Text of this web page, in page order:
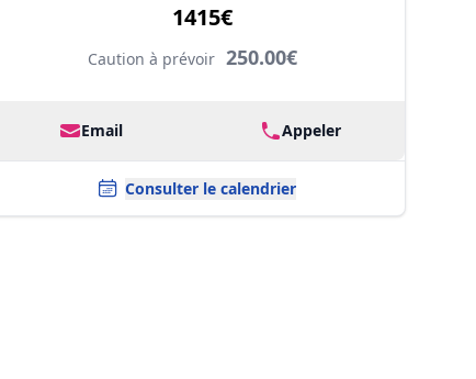
1415€
Caution à prévoir 250.00€
Email Appeler
Consulter le calendrier